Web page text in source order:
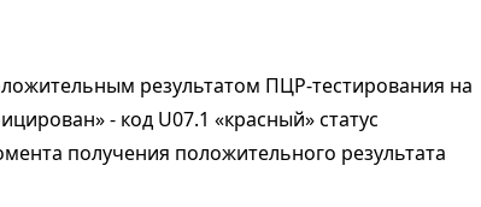
результатом ПЦР-тестирования на
- код U07.1 «красный» статус
получения положительного результата